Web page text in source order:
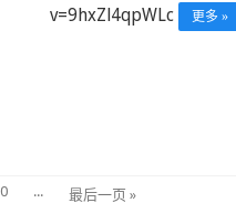
v=9hxZl4qpWLc
更多 »
... 最后一页 »